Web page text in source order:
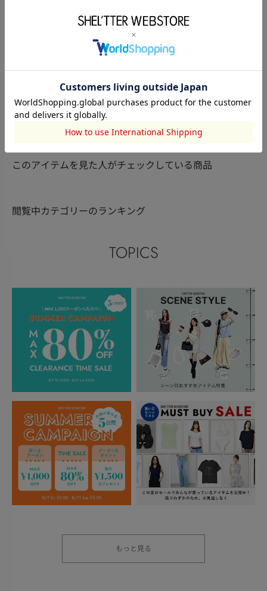
HeRIN.CYE
石井亜依
HeRIN.CYE
ベ秋】
162cm
HeRIN.CYE
このアイテムを見た人がチェックしている商品
閲覧中カテゴリーのランキング
TOPICS
もっと見る